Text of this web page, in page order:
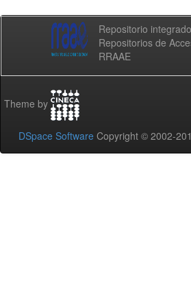
Repositorio
Repositorios de
RRAAE
Theme by
DSpace Software Copyright © 2002-